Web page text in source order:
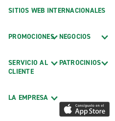
SITIOS WEB INTERNACIONALES
PROMOCIONES
SERVICIO AL
CLIENTE
LA EMPRESA
NEGOCIOS
PATROCINIOS